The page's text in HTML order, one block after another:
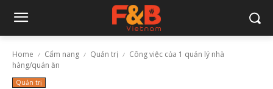
Home Cẩm nang Quản trị
Công việc của 1 quản lý nhà
hàng/quán ăn
Quản trị